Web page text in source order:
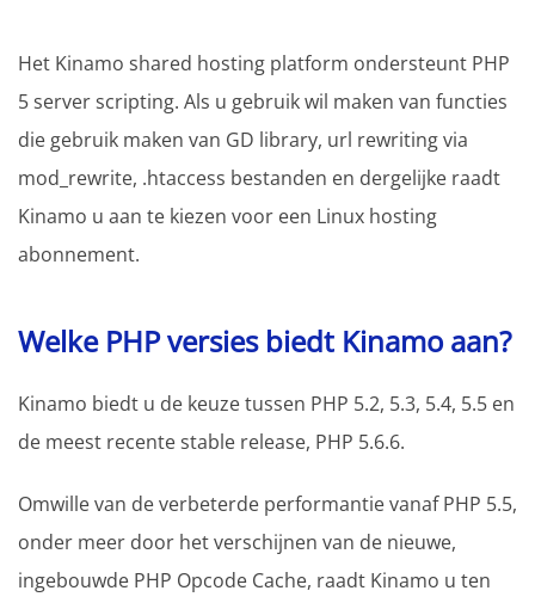
Het Kinamo shared hosting platform ondersteunt PHP
5 server scripting. Als u gebruik wil maken van functies
die gebruik maken van GD library, url rewriting via
mod_rewrite, .htaccess bestanden en dergelijke raadt
Kinamo u aan te kiezen voor een Linux hosting
abonnement.
Welke PHP versies biedt Kinamo aan?
Kinamo biedt u de keuze tussen PHP 5.2, 5.3, 5.4, 5.5 en
de meest recente stable release, PHP 5.6.6.
Omwille van de verbeterde performantie vanaf PHP 5.5,
onder meer door het verschijnen van de nieuwe,
ingebouwde PHP Opcode Cache, raadt Kinamo u ten